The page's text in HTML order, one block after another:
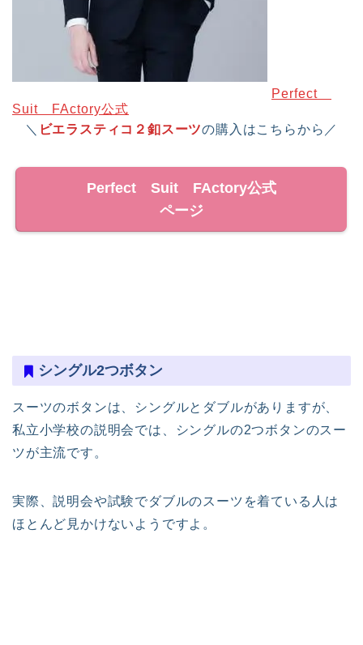
Perfect
Suit FActory公式
＼ ビエラスティコ２釦スーツの購入はこちらから／
Perfect Suit FActory公式
ページ
シングル2つボタン
スーツのボタンは、シングルとダブルがありますが、
私立小学校の説明会では、シングルの2つボタンのスー
ツが主流です。
実際、説明会や試験でダブルのスーツを着ている人は
ほとんど見かけないようですよ。